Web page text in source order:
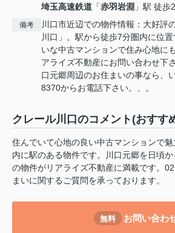
埼玉高速鉄道 「赤羽岩淵 」駅 徒歩
備考
川口市近辺での物件情報：大好評
川口」。駅から徒歩7分圏内に位
いな中古マンションで住み心地に
アライズ不動産にお問い合わせ下
口元郷周辺のお住まいの事なら、
8370からお電話下さい。、。
クレール川口のコメント(おすす
住んでいて心地の良い中古マンションで
内に駅のある物件です。川口元郷を日頃
の物件がリアライズ不動産に満載です。
まいに関するご質問を承っております。
無料 お問い合わ